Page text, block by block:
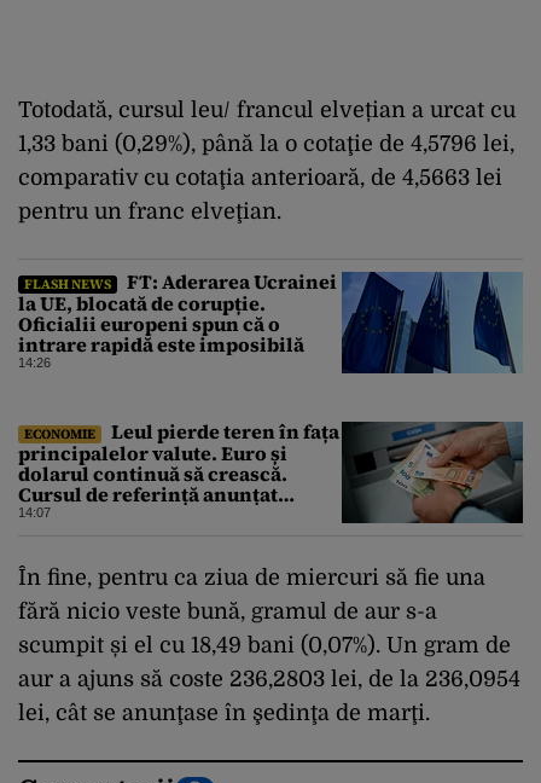
Totodată, cursul leu/ francul elvețian a urcat cu
1,33 bani (0,29%), până la o cotaţie de 4,5796 lei,
comparativ cu cotaţia anterioară, de 4,5663 lei
pentru un franc elveţian.
FLASH NEWS
FT: Aderarea Ucrainei
la UE, blocată de corupție.
Oficialii europeni spun că o
intrare rapidă este imposibilă
14:26
ECONOMIE
Leul pierde teren în fața
principalelor valute. Euro și
dolarul continuă să crească.
Cursul de referință anunțat
pentru vineri de BNR
14:07
În fine, pentru ca ziua de miercuri să fie una
fără nicio veste bună, gramul de aur s-a
scumpit și el cu 18,49 bani (0,07%). Un gram de
aur a ajuns să coste 236,2803 lei, de la 236,0954
lei, cât se anunţase în şedinţa de marţi.